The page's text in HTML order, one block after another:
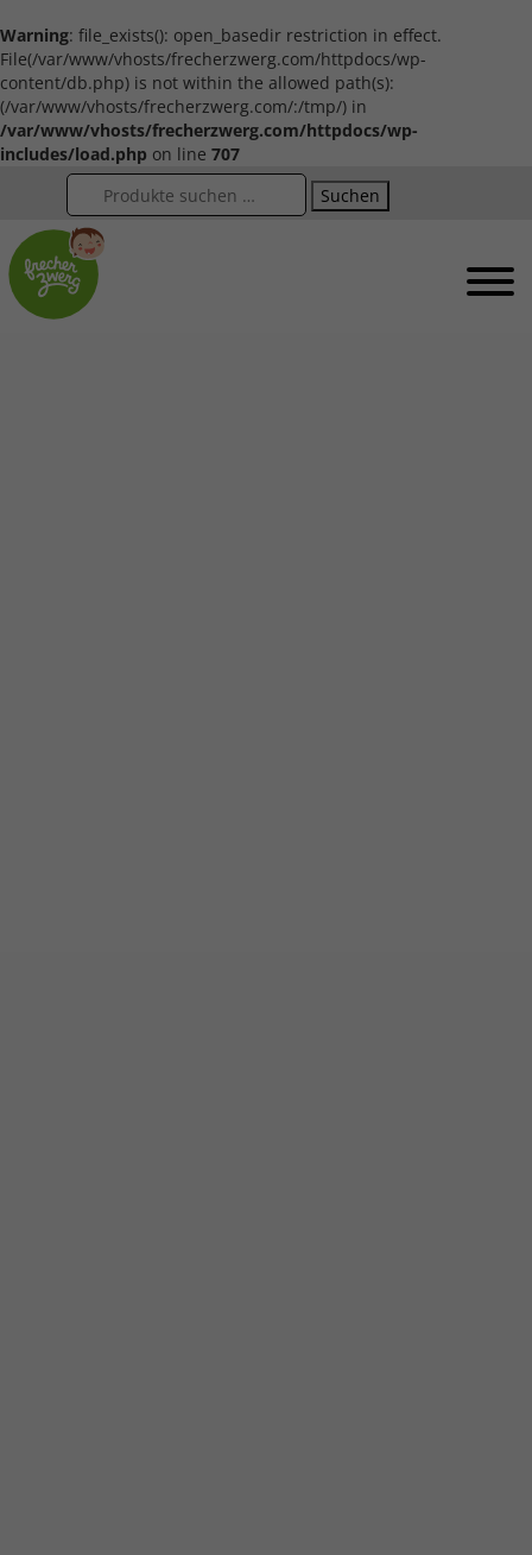
Warning: file_exists(): open_basedir restriction in effect.
File(/var/www/vhosts/frecherzwerg.com/httpdocs/wp-
content/db.php) is not within the allowed path(s):
(/var/www/vhosts/frecherzwerg.com/:/tmp/) in
/var/www/vhosts/frecherzwerg.com/httpdocs/wp-
includes/load.php on line 707
Suchen